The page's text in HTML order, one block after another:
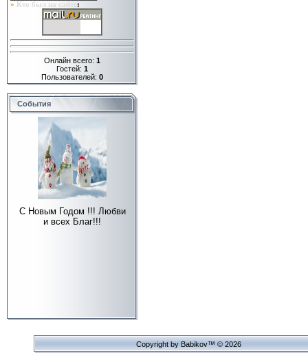
» Кто был на сайте :
Онлайн всего: 1
Гостей: 1
Пользователей: 0
События
С Новым Годом !!! Любви
и всех Благ!!!
Copyright by Babikov™ © 2026